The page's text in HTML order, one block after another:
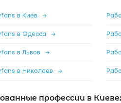
в Киев →
в Одесса →
в Львов →
в Николаев →
профессии в Киеве: